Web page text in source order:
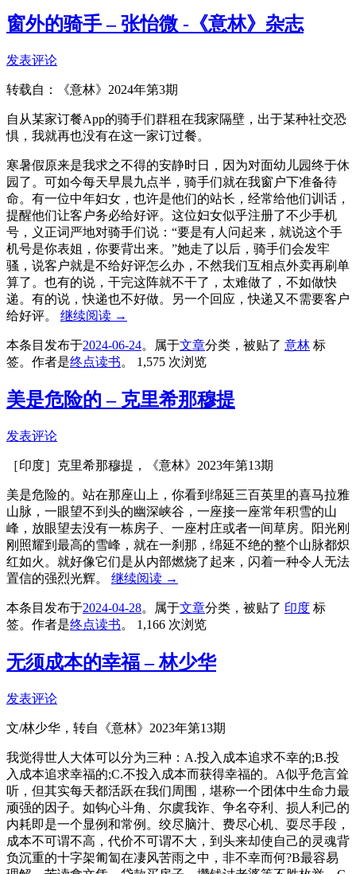
窗外的骑手 – 张怡微 -《意林》杂志
发表评论
转载自：《意林》2024年第3期
自从某家订餐App的骑手们群租在我家隔壁，出于某种社交恐
惧，我就再也没有在这一家订过餐。
寒暑假原来是我求之不得的安静时日，因为对面幼儿园终于休
园了。可如今每天早晨九点半，骑手们就在我窗户下准备待
命。有一位中年妇女，也许是他们的站长，经常给他们训话，
提醒他们让客户务必给好评。这位妇女似乎注册了不少手机
号，义正词严地对骑手们说：“要是有人问起来，就说这个手
机号是你表姐，你要背出来。”她走了以后，骑手们会发牢
骚，说客户就是不给好评怎么办，不然我们互相点外卖再刷单
算了。也有的说，干完这阵就不干了，太难做了，不如做快
递。有的说，快递也不好做。另一个回应，快递又不需要客户
给好评。 继续阅读 →
本条目发布于2024-06-24。属于文章分类，被贴了 意林 标
签。 作者是终点读书。 1,575 次浏览
美是危险的 – 克里希那穆提
发表评论
［印度］克里希那穆提，《意林》2023年第13期
美是危险的。站在那座山上，你看到绵延三百英里的喜马拉雅
山脉，一眼望不到头的幽深峡谷，一座接一座常年积雪的山
峰，放眼望去没有一栋房子、一座村庄或者一间草房。阳光刚
刚照耀到最高的雪峰，就在一刹那，绵延不绝的整个山脉都炽
红如火。就好像它们是从内部燃烧了起来，闪着一种令人无法
置信的强烈光辉。 继续阅读 →
本条目发布于2024-04-28。属于文章分类，被贴了 印度 标
签。 作者是终点读书。 1,166 次浏览
无须成本的幸福 – 林少华
发表评论
文/林少华，转自《意林》2023年第13期
我觉得世人大体可以分为三种：A.投入成本追求不幸的;B.投
入成本追求幸福的;C.不投入成本而获得幸福的。A似乎危言耸
听，但其实每天都活跃在我们周围，堪称一个团体中生命力最
顽强的因子。如钩心斗角、尔虞我诈、争名夺利、损人利己的
内耗即是一个显例和常例。绞尽脑汁、费尽心机、耍尽手段，
成本不可谓不高，代价不可谓不大，到头来却使自己的灵魂背
负沉重的十字架匍匐在凄风苦雨之中，非不幸而何?B最容易